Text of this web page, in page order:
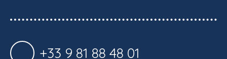
+33 9 81 88 48 01